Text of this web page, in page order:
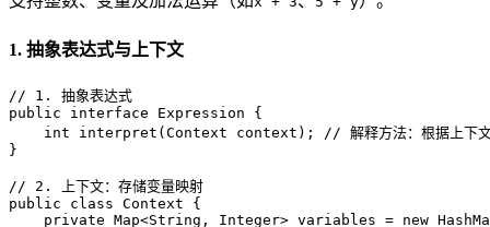
1. 抽象表达式与上下文
// 1. 抽象表达式
public
interface Expression {
int
interpret (Context context) ; // 解释方法：根据上下
}
// 2. 上下文：存储变量映射
public
class Context {
private Map<String, Integer> variables = new